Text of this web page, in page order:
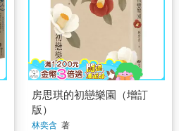
房思琪的初戀樂園（增訂
版）
林奕含 著